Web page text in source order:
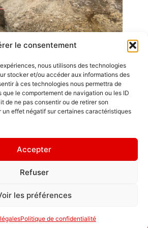
le consentement
nous utilisons des technologies
stocker et/ou accéder aux informations des
à ces technologies nous permettra de
que le comportement de navigation ou les ID
de ne pas consentir ou de retirer son
effet négatif sur certaines caractéristiques
Accepter
Refuser
les préférences
Politique de confidentialité
Emplois
Contact / Accès
Mentions légales
d'une maison,
ce sont les amis
qui la
fréquentent. "
Politique de
GDL Construction
6, Rue des
ZA La Croix de